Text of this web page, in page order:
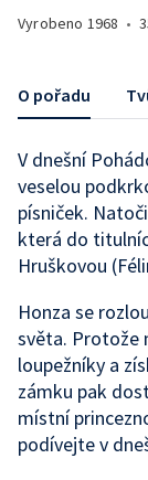
Vyrobeno 1968 •
O pořadu
V dnešní
veselou
písniček.
která do
Hruškovou
Honza se
světa. Protože
loupežníky a
zámku pak
místní
podívejte v